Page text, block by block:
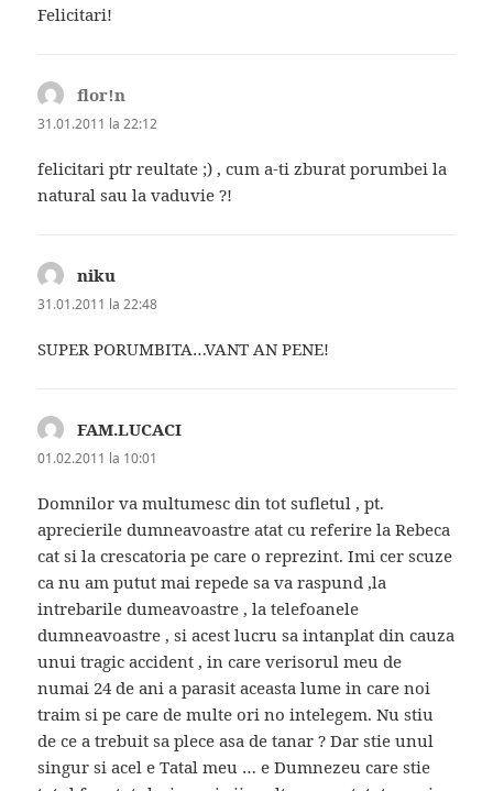
Felicitari!
flor!n
31.01.2011 la 22:12
felicitari ptr reultate ;) , cum a-ti zburat porumbei la
natural sau la vaduvie ?!
niku
31.01.2011 la 22:48
SUPER PORUMBITA…VANT AN PENE!
FAM.LUCACI
01.02.2011 la 10:01
Domnilor va multumesc din tot sufletul , pt.
aprecierile dumneavoastre atat cu referire la Rebeca
cat si la crescatoria pe care o reprezint. Imi cer scuze
ca nu am putut mai repede sa va raspund ,la
intrebarile dumeavoastre , la telefoanele
dumneavoastre , si acest lucru sa intanplat din cauza
unui tragic accident , in care verisorul meu de
numai 24 de ani a parasit aceasta lume in care noi
traim si pe care de multe ori no intelegem. Nu stiu
de ce a trebuit sa plece asa de tanar ? Dar stie unul
singur si acel e Tatal meu … e Dumnezeu care stie